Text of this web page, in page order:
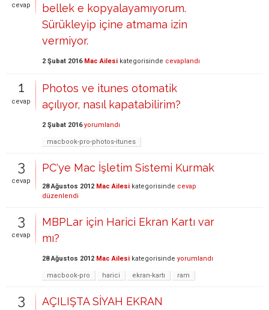
cevap
bellek e kopyalayamıyorum.
Sürükleyip içine atmama izin
vermiyor.
2 Şubat 2016 Mac Ailesi kategorisinde cevaplandı
1
cevap
Photos ve itunes otomatik
açılıyor, nasıl kapatabilirim?
2 Şubat 2016 yorumlandı
macbook-pro-photos-itunes
3
cevap
PC'ye Mac İşletim Sistemi Kurmak
28 Ağustos 2012 Mac Ailesi kategorisinde cevap
düzenlendi
3
cevap
MBPLar için Harici Ekran Kartı var
mı?
28 Ağustos 2012 Mac Ailesi kategorisinde yorumlandı
macbook-pro harici ekran-kartı ram
3
AÇILIŞTA SİYAH EKRAN